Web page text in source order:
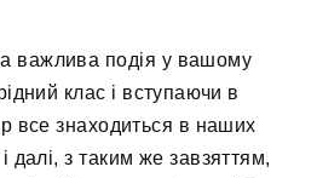
важлива подія у вашому
клас і вступаючи в
все знаходиться в наших
далі, з таким же завзяттям,